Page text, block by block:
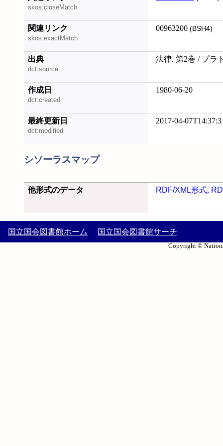
skos:closeMatch
関連リンク
skos:exactMatch
00963200 (BSH4)
出典
dct:source
法律. 第2巻 / プラ
作成日
dct:created
1980-06-20
最終更新日
dct:modified
2017-04-
シソーラスマップ
他形式のデータ RDF/XML形式,
国立国会図書館ホーム 国立国会図書館サーチ
Copyright ©